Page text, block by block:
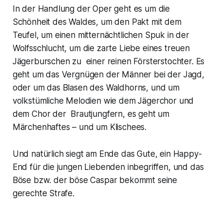
In der Handlung der Oper geht es um die
Schönheit des Waldes, um den Pakt mit dem
Teufel, um einen mitternächtlichen Spuk in der
Wolfsschlucht, um die zarte Liebe eines treuen
Jägerburschen zu einer reinen Försterstochter. Es
geht um das Vergnügen der Männer bei der Jagd,
oder um das Blasen des Waldhorns, und um
volkstümliche Melodien wie dem Jägerchor und
dem Chor der Brautjungfern, es geht um
Märchenhaftes – und um Klischees.
Und natürlich siegt am Ende das Gute, ein Happy-
End für die jungen Liebenden inbegriffen, und das
Böse bzw. der böse Caspar bekommt seine
gerechte Strafe.